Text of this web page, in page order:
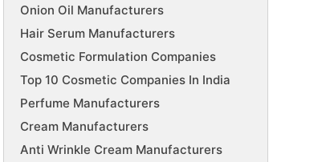
Onion Oil Manufacturers
Hair Serum Manufacturers
Cosmetic Formulation Companies
Top 10 Cosmetic Companies In India
Perfume Manufacturers
Cream Manufacturers
Anti Wrinkle Cream Manufacturers